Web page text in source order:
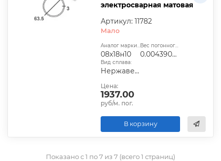
электросварная матовая
Артикул: 11782
Мало
Аналог марки стали:
08х18н10
Вес погонного метра, т.:
0.004390485
Вид сплава:
Нержавеющая сталь
Цена:
1937.00
руб/м. пог.
В корзину
Показано с 1 по 7 из 7 (всего 1 страниц)